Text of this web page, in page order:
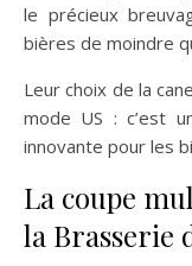
le précieux
bières de moindre
Leur choix de la
mode US : c’est
innovante pour les
La coupe
la Brasserie